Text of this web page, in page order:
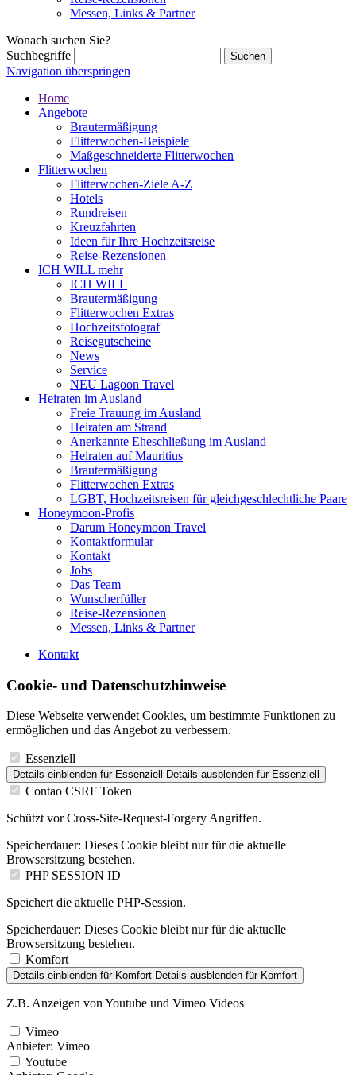
Messen, Links & Partner
Wonach suchen Sie?
Suchbegriffe
Navigation überspringen
Home
Angebote
Brautermäßigung
Flitterwochen-Beispiele
Maßgeschneiderte Flitterwochen
Flitterwochen
Flitterwochen-Ziele A-Z
Hotels
Rundreisen
Kreuzfahrten
Ideen für Ihre Hochzeitsreise
Reise-Rezensionen
ICH WILL mehr
ICH WILL
Brautermäßigung
Flitterwochen Extras
Hochzeitsfotograf
Reisegutscheine
News
Service
NEU Lagoon Travel
Heiraten im Ausland
Freie Trauung im Ausland
Heiraten am Strand
Anerkannte Eheschließung im Ausland
Heiraten auf Mauritius
Brautermäßigung
Flitterwochen Extras
LGBT, Hochzeitsreisen für gleichgeschlechtliche Paare
Honeymoon-Profis
Darum Honeymoon Travel
Kontaktformular
Kontakt
Jobs
Das Team
Wunscherfüller
Reise-Rezensionen
Messen, Links & Partner
Kontakt
Cookie- und Datenschutzhinweise
Diese Webseite verwendet Cookies, um bestimmte Funktionen zu
ermöglichen und das Angebot zu verbessern.
Essenziell
Details einblenden für Essenziell Details ausblenden für Essenziell
Contao CSRF Token
Schützt vor Cross-Site-Request-Forgery Angriffen.
Speicherdauer: Dieses Cookie bleibt nur für die aktuelle
Browsersitzung bestehen.
PHP SESSION ID
Speichert die aktuelle PHP-Session.
Speicherdauer: Dieses Cookie bleibt nur für die aktuelle
Browsersitzung bestehen.
Komfort
Details einblenden für Komfort Details ausblenden für Komfort
Z.B. Anzeigen von Youtube und Vimeo Videos
Vimeo
Anbieter: Vimeo
Youtube